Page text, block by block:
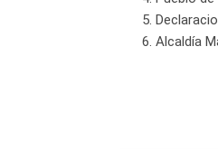
Alcaldía